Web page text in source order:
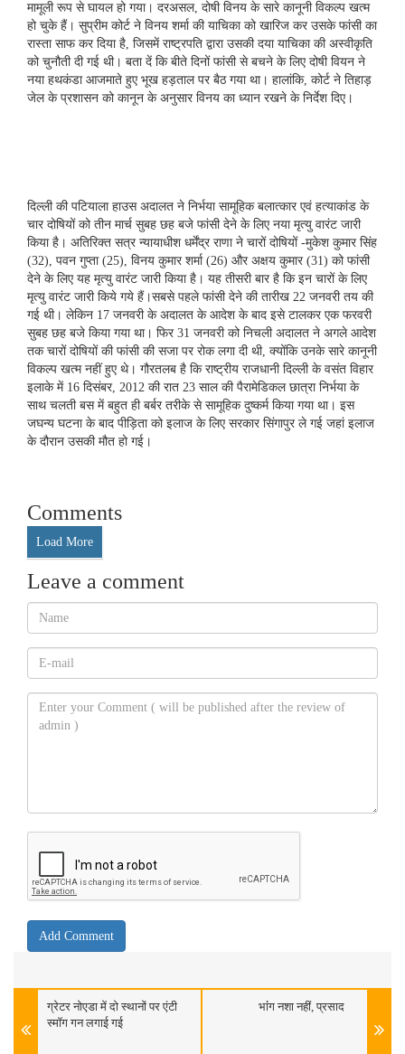
मामूली रूप से घायल हो गया। दरअसल, दोषी विनय के सारे कानूनी विकल्प खत्म
हो चुके हैं। सुप्रीम कोर्ट ने विनय शर्मा की याचिका को खारिज कर उसके फांसी का
रास्ता साफ कर दिया है, जिसमें राष्ट्रपति द्वारा उसकी दया याचिका की अस्वीकृति
को चुनौती दी गई थी। बता दें कि बीते दिनों फांसी से बचने के लिए दोषी वियन ने
नया हथकंडा आजमाते हुए भूख हड़ताल पर बैठ गया था। हालांकि, कोर्ट ने तिहाड़
जेल के प्रशासन को कानून के अनुसार विनय का ध्यान रखने के निर्देश दिए।
दिल्ली की पटियाला हाउस अदालत ने निर्भया सामूहिक बलात्कार एवं हत्याकांड के
चार दोषियों को तीन मार्च सुबह छह बजे फांसी देने के लिए नया मृत्यु वारंट जारी
किया है। अतिरिक्त सत्र न्यायाधीश धर्मेंद्र राणा ने चारों दोषियों -मुकेश कुमार सिंह
(32), पवन गुप्ता (25), विनय कुमार शर्मा (26) और अक्षय कुमार (31) को फांसी
देने के लिए यह मृत्यु वारंट जारी किया है। यह तीसरी बार है कि इन चारों के लिए
मृत्यु वारंट जारी किये गये हैं।सबसे पहले फांसी देने की तारीख 22 जनवरी तय की
गई थी। लेकिन 17 जनवरी के अदालत के आदेश के बाद इसे टालकर एक फरवरी
सुबह छह बजे किया गया था। फिर 31 जनवरी को निचली अदालत ने अगले आदेश
तक चारों दोषियों की फांसी की सजा पर रोक लगा दी थी, क्योंकि उनके सारे कानूनी
विकल्प खत्म नहीं हुए थे। गौरतलब है कि राष्ट्रीय राजधानी दिल्ली के वसंत विहार
इलाके में 16 दिसंबर, 2012 की रात 23 साल की पैरामेडिकल छात्रा निर्भया के
साथ चलती बस में बहुत ही बर्बर तरीके से सामूहिक दुष्कर्म किया गया था। इस
जघन्य घटना के बाद पीड़िता को इलाज के लिए सरकार सिंगापुर ले गई जहां इलाज
के दौरान उसकी मौत हो गई।
Comments
Load More
Leave a comment
ग्रेटर नोएडा में दो स्थानों पर एंटी
स्मॉग गन लगाई गई
भांंग नशा नहीं, प्रसाद